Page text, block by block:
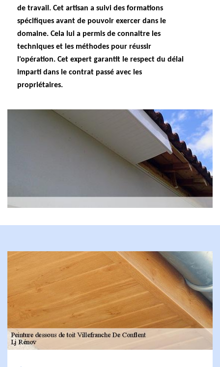
de travail. Cet artisan a suivi des formations
spécifiques avant de pouvoir exercer dans le
domaine. Cela lui a permis de connaitre les
techniques et les méthodes pour réussir
l'opération. Cet expert garantit le respect du délai
imparti dans le contrat passé avec les
propriétaires.